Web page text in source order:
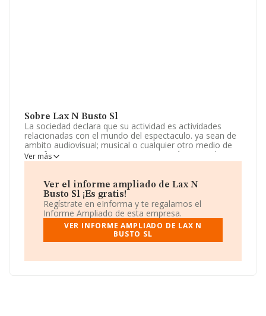
Sobre Lax N Busto Sl
La sociedad declara que su actividad es actividades
relacionadas con el mundo del espectaculo. ya sean de
ambito audiovisual; musical o cualquier otro medio de
manifestacion artistica. La empresa está registrada
como Sociedad Limitada. Tiene CNAE: 5920 -
No realiza actividad de importación y/o exportación.
Su teléfono es 977666554.
La empresaLax N Busto S.L, con NIF B43751486, se
encuentra en Calle Montagut núm. 18, (43700), El
Vendrell, provincia de Tarragona, Cataluña.
En base a la información de la que dispone INFORMA
Ver más
Ver el informe ampliado de Lax N
Busto Sl ¡Es gratis!
Regístrate en eInforma y te regalamos el
Informe Ampliado de esta empresa.
VER INFORME AMPLIADO DE LAX N
BUSTO SL